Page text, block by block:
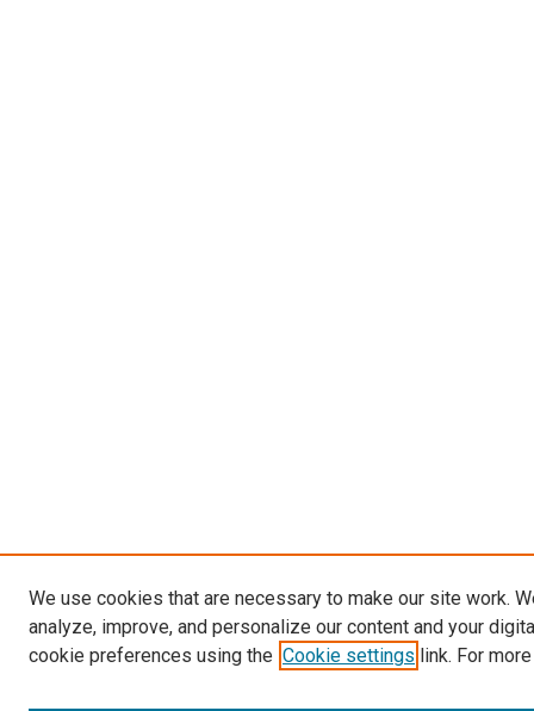
We use cookies that are necessary to make our site work.
analyze, improve, and personalize our content and your
cookie preferences using the Cookie settings link. For